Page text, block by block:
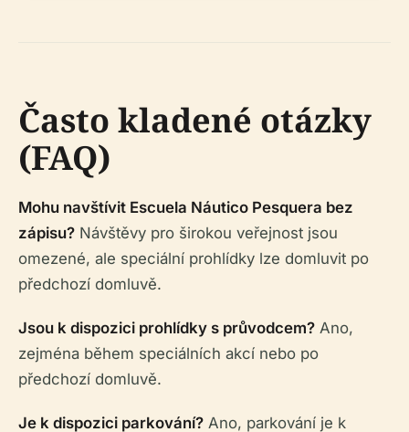
Často kladené otázky
(FAQ)
Mohu navštívit Escuela Náutico Pesquera bez
zápisu? Návštěvy pro širokou veřejnost jsou
omezené, ale speciální prohlídky lze domluvit po
předchozí domluvě.
Jsou k dispozici prohlídky s průvodcem? Ano,
zejména během speciálních akcí nebo po
předchozí domluvě.
Je k dispozici parkování? Ano, parkování je k